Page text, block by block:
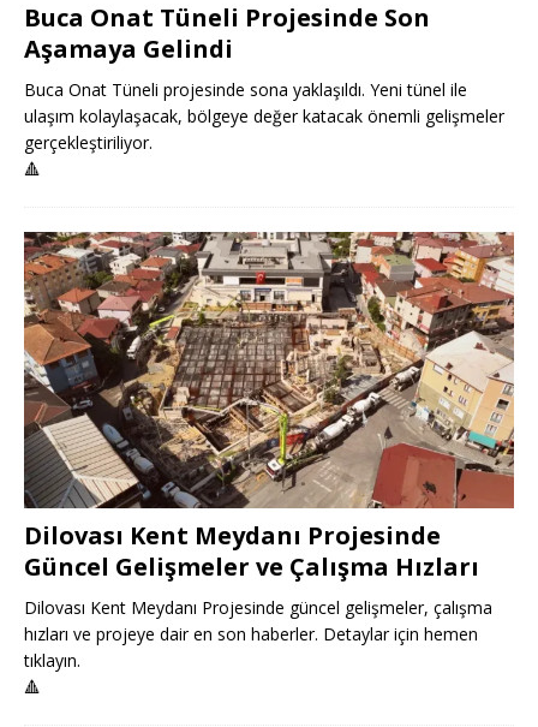
Buca Onat Tüneli Projesinde Son
Aşamaya Gelindi
Buca Onat Tüneli projesinde sona yaklaşıldı. Yeni tünel ile
ulaşım kolaylaşacak, bölgeye değer katacak önemli gelişmeler
gerçekleştiriliyor.
🔺
Dilovası Kent Meydanı Projesinde
Güncel Gelişmeler ve Çalışma Hızları
Dilovası Kent Meydanı Projesinde güncel gelişmeler, çalışma
hızları ve projeye dair en son haberler. Detaylar için hemen
tıklayın.
🔺